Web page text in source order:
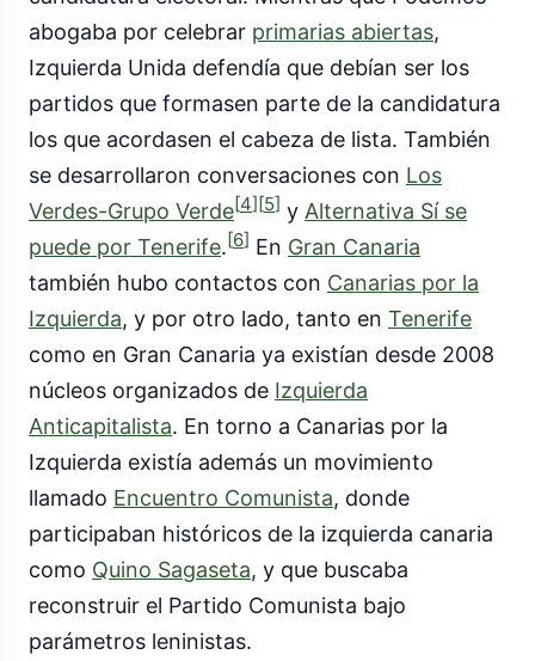
abogaba por celebrar primarias abiertas,
Izquierda Unida defendía que debían ser los
partidos que formasen parte de la candidatura
los que acordasen el cabeza de lista. También
se desarrollaron conversaciones con Los
Verdes-Grupo Verde[4] [5] y Alternativa Sí se
puede por Tenerife. [6] En Gran Canaria
también hubo contactos con Canarias por la
Izquierda, y por otro lado, tanto en Tenerife
como en Gran Canaria ya existían desde 2008
núcleos organizados de Izquierda
Anticapitalista. En torno a Canarias por la
Izquierda existía además un movimiento
llamado Encuentro Comunista, donde
participaban históricos de la izquierda canaria
como Quino Sagaseta, y que buscaba
reconstruir el Partido Comunista bajo
parámetros leninistas.